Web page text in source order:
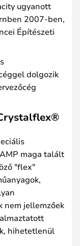
ugyanott
2007-ben,
Építészeti
dolgozik
maga talált
"flex"
nem jellemzőek
hihetetlenül